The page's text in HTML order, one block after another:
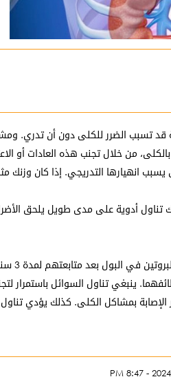
تسبب الضرر للكلى دون أن تدري.
من خلال تجنب هذه العادات أو
تناول أدوية على مدى طويل يلحق
البروتين عامل خطر في تطوير أمراض الكلوي.
ينبغي تناول السوائل باستمرار
بمشاكل الكلى. كذلك يؤدي
2024/